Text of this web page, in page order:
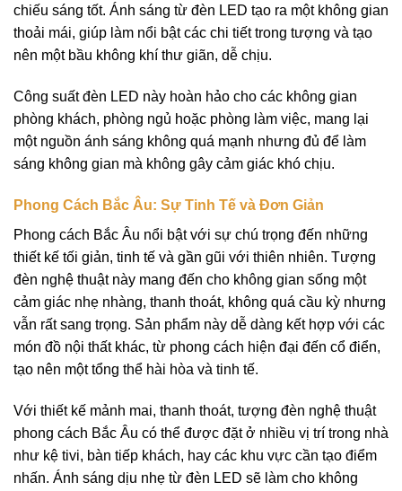
chiếu sáng tốt. Ánh sáng từ đèn LED tạo ra một không gian
thoải mái, giúp làm nổi bật các chi tiết trong tượng và tạo
nên một bầu không khí thư giãn, dễ chịu.
Công suất đèn LED này hoàn hảo cho các không gian
phòng khách, phòng ngủ hoặc phòng làm việc, mang lại
một nguồn ánh sáng không quá mạnh nhưng đủ để làm
sáng không gian mà không gây cảm giác khó chịu.
Phong Cách Bắc Âu: Sự Tinh Tế và Đơn Giản
Phong cách Bắc Âu nổi bật với sự chú trọng đến những
thiết kế tối giản, tinh tế và gần gũi với thiên nhiên. Tượng
đèn nghệ thuật này mang đến cho không gian sống một
cảm giác nhẹ nhàng, thanh thoát, không quá cầu kỳ nhưng
vẫn rất sang trọng. Sản phẩm này dễ dàng kết hợp với các
món đồ nội thất khác, từ phong cách hiện đại đến cổ điển,
tạo nên một tổng thể hài hòa và tinh tế.
Với thiết kế mảnh mai, thanh thoát, tượng đèn nghệ thuật
phong cách Bắc Âu có thể được đặt ở nhiều vị trí trong nhà
như kệ tivi, bàn tiếp khách, hay các khu vực cần tạo điểm
nhấn. Ánh sáng dịu nhẹ từ đèn LED sẽ làm cho không